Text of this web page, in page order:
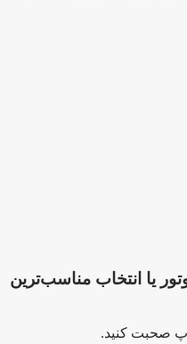
یا انتخاب مناسب‌ترین
صحبت کنید.